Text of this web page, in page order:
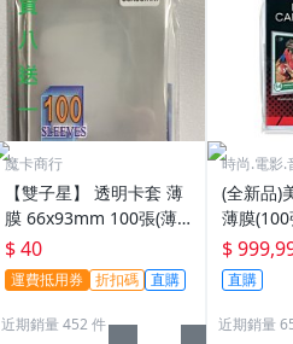
魔卡商行
【雙子星】 透明卡套 薄
膜 66x93mm 100張(薄)
適用 BBM MLB Topps C
PBL 球員卡
$ 40
運費抵用券 折扣碼 直購
近期銷量 452 件
時尚.電影.
(全新品)
薄膜
次到貨
$
直購
近期銷量